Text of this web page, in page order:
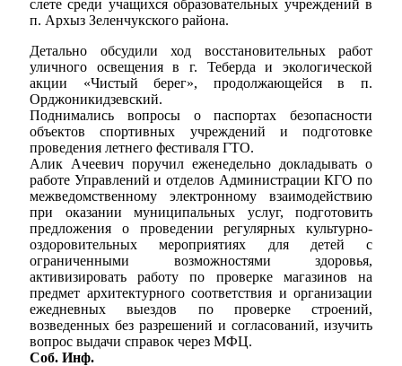
слете среди учащихся образовательных учреждений в
п. Архыз Зеленчукского района.
Детально обсудили ход восстановительных работ
уличного освещения в г. Теберда и экологической
акции «Чистый берег», продолжающейся в п.
Орджоникидзевский.
Поднимались вопросы о паспортах безопасности
объектов спортивных учреждений и подготовке
проведения летнего фестиваля ГТО.
Алик Ачеевич поручил еженедельно докладывать о
работе Управлений и отделов Администрации КГО по
межведомственному электронному взаимодействию
при оказании муниципальных услуг, подготовить
предложения о проведении регулярных культурно-
оздоровительных мероприятиях для детей с
ограниченными возможностями здоровья,
активизировать работу по проверке магазинов на
предмет архитектурного соответствия и организации
ежедневных выездов по проверке строений,
возведенных без разрешений и согласований, изучить
вопрос выдачи справок через МФЦ.
Соб. Инф.
Мэр